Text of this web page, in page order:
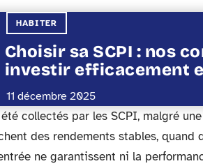
HABITER
Choisir sa SCPI : nos
investir efficacement
11 décembre 2025
collectés par les SCPI, malgré
des rendements stables, quand
ne garantissent ni la